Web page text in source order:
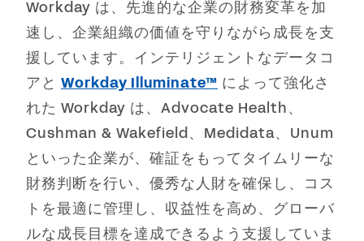
Workday は、先進的な企業の財務変革を加
速し、企業組織の価値を守りながら成長を支
援しています。インテリジェントなデータコ
アと Workday Illuminate™ によって強化さ
れた Workday は、Advocate Health、
Cushman & Wakefield、Medidata、Unum
といった企業が、確証をもってタイムリーな
財務判断を行い、優秀な人財を確保し、コス
トを最適に管理し、収益性を高め、グローバ
ルな成長目標を達成できるよう支援していま